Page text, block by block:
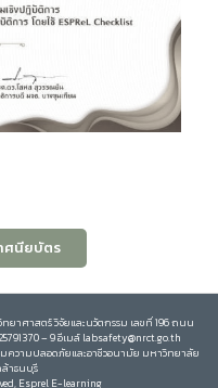
ศนียบัตร
ยาศาสตร์ วิจัยและนวัตกรรม เลขที่ 196 ถนน
– 9 อีเมล์ labsafety@nrct.go.th
วามปลอดภัยและอาชีวอนามัย มหาวิทยาลัย
ล้าธนบุรี
Esprel E-learning